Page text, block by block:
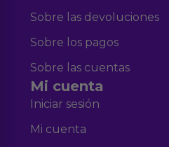
Sobre las devoluciones
Sobre los pagos
Sobre las cuentas
Mi cuenta
Iniciar sesión
Mi cuenta